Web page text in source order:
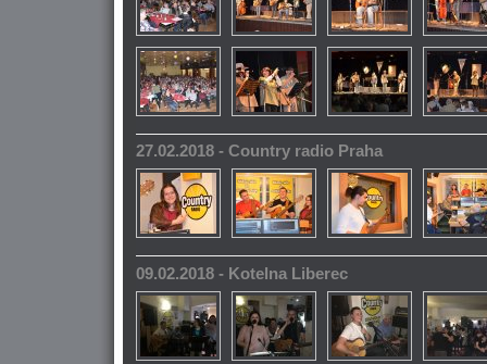
27.02.2018 - Country radio Praha
09.02.2018 - Kotelna Liberec